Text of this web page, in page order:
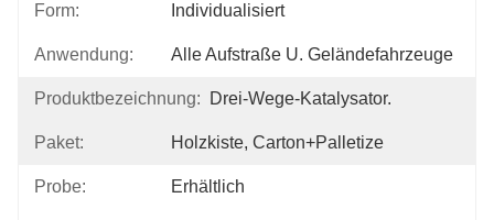
Form: Individualisiert
Anwendung: Alle Aufstraße U. Geländefahrzeuge
Produktbezeichnung: Drei-Wege-Katalysator.
Paket: Holzkiste, Carton+Palletize
Probe: Erhältlich